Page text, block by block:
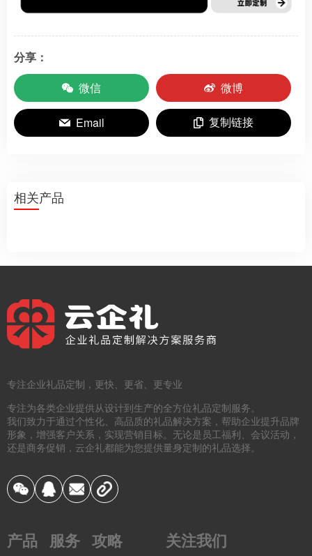
分享：
微信
微博
Email 复制链接
相关产品
专注企业礼品定制，更快、更省、更专业
专注为各类企业提供从设计到生产的全方位礼品定制服务。
我们致力于通过个性化、高品质的礼品解决方案，帮助企业提升品牌
形象，增强客户关系，实现营销目标。无论是员工福利、会议活动，
还是商务促销，云企礼都能为您提供量身定制的礼品选择。
产品 服务 攻略 关注我们